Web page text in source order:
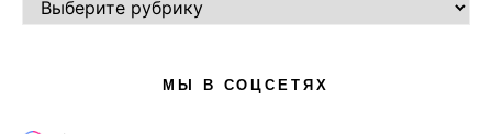
МЫ В СОЦСЕТЯХ